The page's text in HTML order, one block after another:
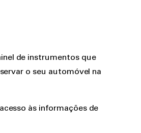
de instrumentos que
o seu automóvel na
às informações de